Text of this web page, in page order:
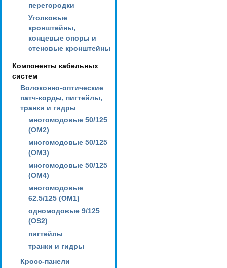
перегородки
Уголковые
кронштейны,
концевые опоры и
стеновые кронштейны
Компоненты кабельных
систем
Волоконно-оптические
патч-корды, пигтейлы,
транки и гидры
многомодовые 50/125
(OM2)
многомодовые 50/125
(OM3)
многомодовые 50/125
(OM4)
многомодовые
62.5/125 (OM1)
одномодовые 9/125
(OS2)
пигтейлы
транки и гидры
Кросс-панели